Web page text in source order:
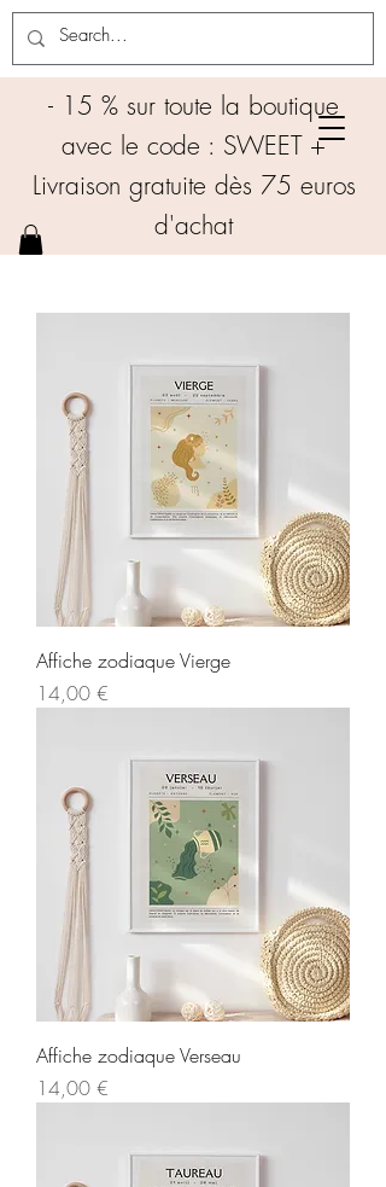
- 15 % sur toute la boutique
avec le code : SWEET +
Livraison gratuite dès 75 euros
d'achat
Affiche zodiaque Vierge
Prix
14,00 €
Affiche zodiaque Verseau
Prix
14,00 €